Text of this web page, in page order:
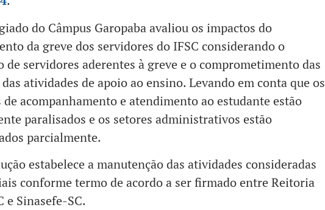
do Câmpus Garopaba avaliou os impactos do
da greve dos servidores do IFSC considerando o
de servidores aderentes à greve e o comprometimento das
atividades de apoio ao ensino. Levando em conta que os
de acompanhamento e atendimento ao estudante estão
paralisados e os setores administrativos estão
parcialmente.
estabelece a manutenção das atividades consideradas
conforme termo de acordo a ser firmado entre Reitoria
e Sinasefe-SC.